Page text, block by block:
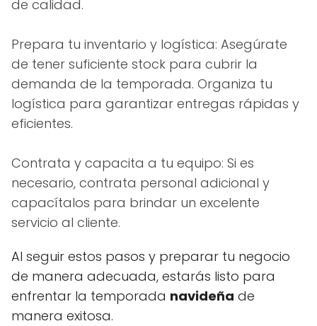
de calidad.
Prepara tu inventario y logística: Asegúrate
de tener suficiente stock para cubrir la
demanda de la temporada. Organiza tu
logística para garantizar entregas rápidas y
eficientes.
Contrata y capacita a tu equipo: Si es
necesario, contrata personal adicional y
capacítalos para brindar un excelente
servicio al cliente.
Al seguir estos pasos y preparar tu negocio
de manera adecuada, estarás listo para
enfrentar la temporada navideña de
manera exitosa.